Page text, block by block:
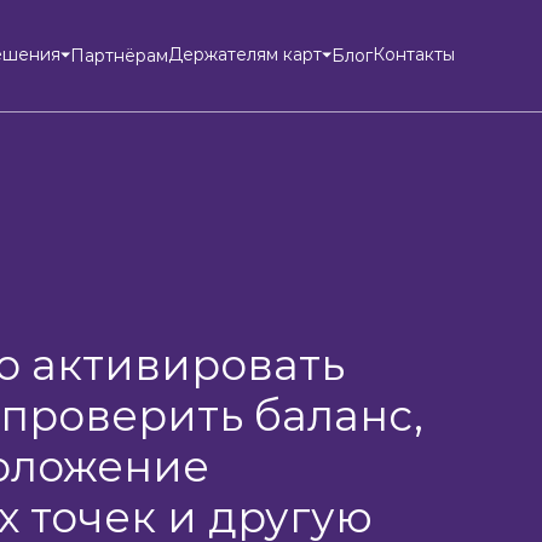
ПартнёрамДержателям карт БлогКонтакты
активировать
баланс,
точек и другую